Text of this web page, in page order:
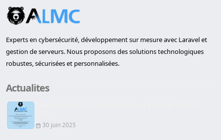
Experts en cybersécurité, développement sur mesure avec Laravel et
gestion de serveurs. Nous proposons des solutions technologiques
robustes, sécurisées et personnalisées.
Actualites
30 juin 2025